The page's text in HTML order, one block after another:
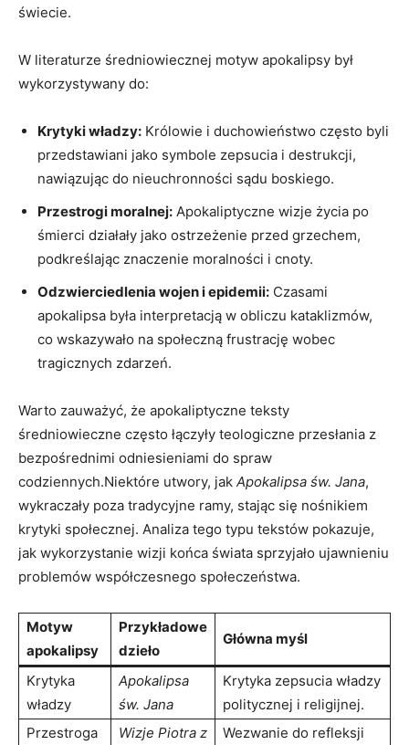
świecie.
W literaturze średniowiecznej motyw‍ apokalipsy był
wykorzystywany do:
Krytyki władzy: Królowie i duchowieństwo często‌ byli
przedstawiani jako symbole zepsucia i ⁢destrukcji,
nawiązując do ⁢nieuchronności sądu boskiego.
Przestrogi moralnej: Apokaliptyczne wizje życia po
⁣śmierci działały jako ostrzeżenie przed grzechem,‍
podkreślając znaczenie moralności i cnoty.
Odzwierciedlenia wojen‍ i⁢ epidemii: Czasami
apokalipsa była interpretacją w ⁢obliczu ⁢kataklizmów,
co wskazywało ⁣na społeczną frustrację​ wobec
tragicznych zdarzeń.
Warto⁢ zauważyć, że apokaliptyczne teksty
średniowieczne często łączyły teologiczne​ przesłania z
bezpośrednimi odniesieniami ‍do spraw
codziennych.Niektóre utwory, jak Apokalipsa ‌św. Jana,
wykraczały poza tradycyjne ramy, stając się nośnikiem
⁢krytyki społecznej.‌ Analiza tego⁣ typu⁤ tekstów ‌pokazuje,
jak wykorzystanie wizji⁢ końca świata sprzyjało ujawnieniu​
problemów współczesnego społeczeństwa.
Motyw
apokalipsy
Przykładowe
⁣dzieło
Główna myśl
Krytyka​
władzy
Apokalipsa
św. Jana
Krytyka zepsucia władzy⁤
politycznej i religijnej.
Przestroga
Wizje Piotra z
Wezwanie do refleksji